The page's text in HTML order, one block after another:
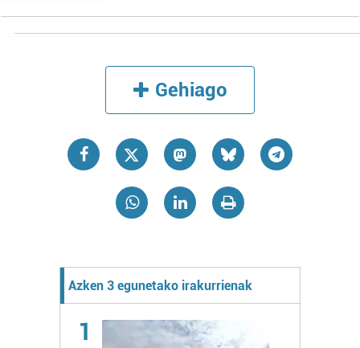
Gehiago
Azken 3 egunetako irakurrienak
1